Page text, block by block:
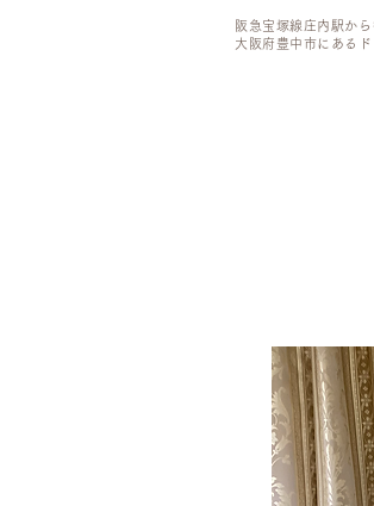
阪急宝塚線庄内駅から
大阪府豊中市にある